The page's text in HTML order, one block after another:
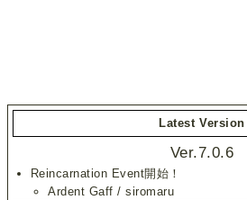
Latest Version
Ver.7.0.6
Reincarnation Event開始！
Ardent Gaff / siromaru